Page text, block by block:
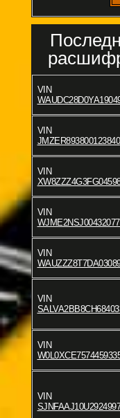
VIN
VIN
JMZER893800123840
VIN
VIN
VIN
VIN
VIN
VIN
SJNFAAJ10U2924997